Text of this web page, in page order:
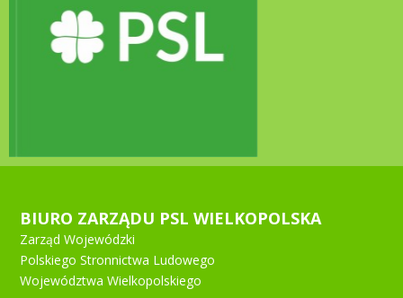
BIURO ZARZĄDU PSL WIELKOPOLSKA
Zarząd Wojewódzki
Polskiego Stronnictwa Ludowego
Województwa Wielkopolskiego